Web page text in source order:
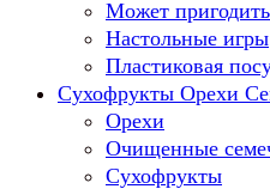
Может
Настольные игры
Пластиковая
Сухофрукты Орехи
Орехи
Очищенные
Сухофрукты